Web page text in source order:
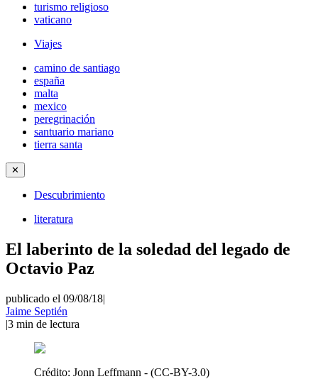
turismo religioso
vaticano
Viajes
camino de santiago
españa
malta
mexico
peregrinación
santuario mariano
tierra santa
✕
Descubrimiento
literatura
El laberinto de la soledad del legado de
Octavio Paz
publicado el 09/08/18|
Jaime Septién
|3 min de lectura
Crédito: Jonn Leffmann - (CC-BY-3.0)